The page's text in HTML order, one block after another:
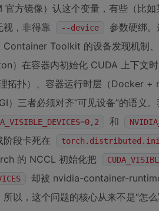
官方镜像）认这个变量，有些（比
视，非得靠
--device
参数硬绑。
Container Toolkit 的设备发现机制
）在容器内初始化 CUDA 上下文
理拓扑）、容器运行时层（Docker
）三者必须对齐“可见设备”的语义
和
阶段卡死在
的 NCCL 初始化把
却被 nvidia-container-
以，这个问题的核心从来不是“怎